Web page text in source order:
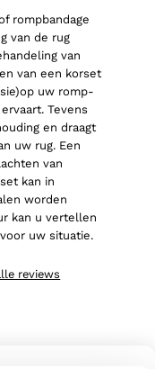
rompbandage
van de rug
van
van een korset
uw romp-
Tevens
en draagt
uw rug. Een
van
kan in
worden
kan u vertellen
uw situatie.
reviews